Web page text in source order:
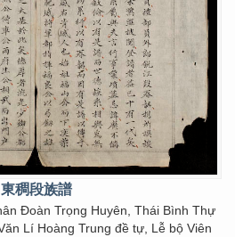
東稠段族譜
Đoàn Trọng Huyên, Thái Bình Thự
Lí Hoàng Trung đề tự, Lễ bộ Viên